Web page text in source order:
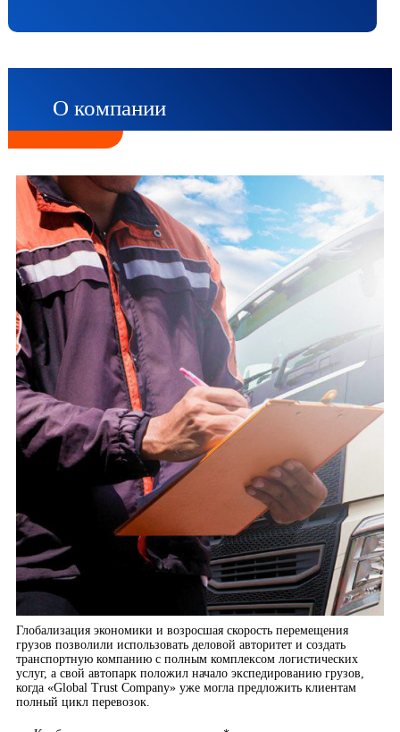
О компании
Глобализация экономики и возросшая скорость перемещения
грузов позволили использовать деловой авторитет и создать
транспортную компанию с полным комплексом логистических
услуг, а свой автопарк положил начало экспедированию грузов,
когда «Global Trust Company» уже могла предложить клиентам
полный цикл перевозок.